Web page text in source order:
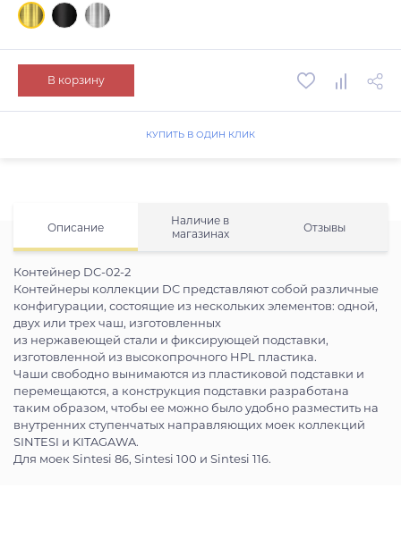
Описание
Наличие в
магазинах
Отзывы
Контейнер DC-02-2
Контейнеры коллекции DC представляют собой различные
конфигурации, состоящие из нескольких элементов: одной,
двух или трех чаш, изготовленных
из нержавеющей стали и фиксирующей подставки,
изготовленной из высокопрочного HPL пластика.
Чаши свободно вынимаются из пластиковой подставки и
перемещаются, а конструкция подставки разработана
таким образом, чтобы ее можно было удобно разместить на
внутренних ступенчатых направляющих моек коллекций
SINTESI и KITAGAWA.
Для моек Sintesi 86, Sintesi 100 и Sintesi 116.
В корзину
КУПИТЬ В ОДИН КЛИК